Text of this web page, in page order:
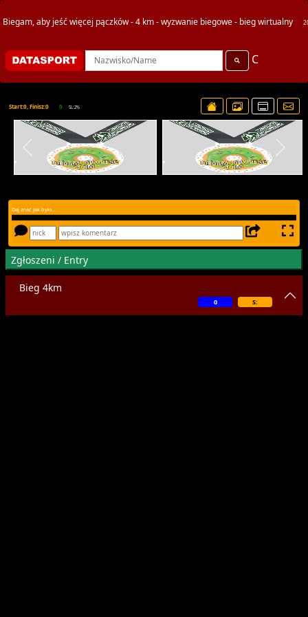
Biegam, aby jeść więcej pączków - 4 km - wyzwanie biegowe - bieg wirtualny
C
Start:0, Finisz:0 0 SL:2%
Daj znać jak było...
Zgłoszeni / Entry
Bieg 4km
S:
0